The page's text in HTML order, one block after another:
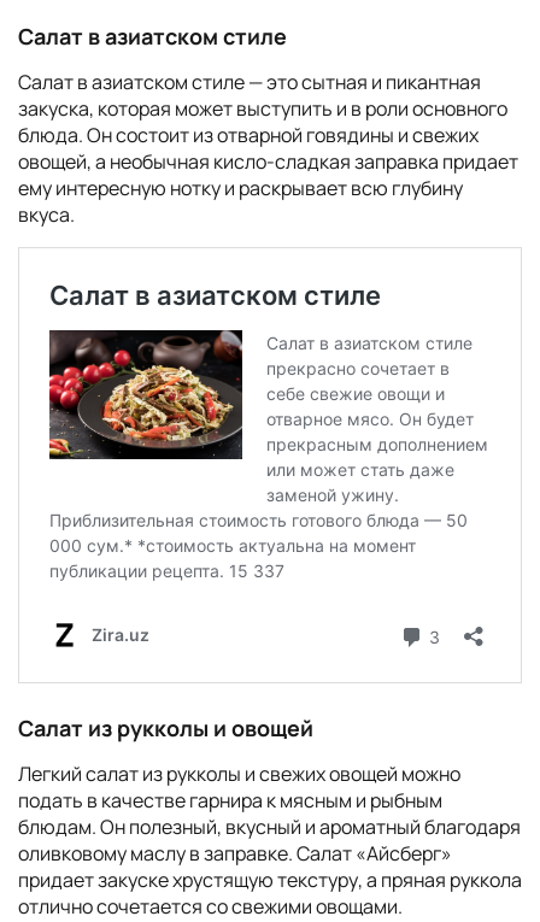
Салат в азиатском стиле
Салат в азиатском стиле — это сытная и пикантная
закуска, которая может выступить и в роли основного
блюда. Он состоит из отварной говядины и свежих
овощей, а необычная кисло-сладкая заправка придает
ему интересную нотку и раскрывает всю глубину
вкуса.
Салат из рукколы и овощей
Легкий салат из рукколы и свежих овощей можно
подать в качестве гарнира к мясным и рыбным
блюдам. Он полезный, вкусный и ароматный благодаря
оливковому маслу в заправке. Салат «Айсберг»
придает закуске хрустящую текстуру, а пряная руккола
отлично сочетается со свежими овощами.